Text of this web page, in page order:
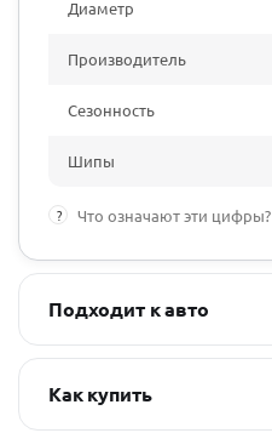
Диаметр
Производитель
Сезонность
Шипы
? Что означают эти цифры?
Подходит к авто
Как купить